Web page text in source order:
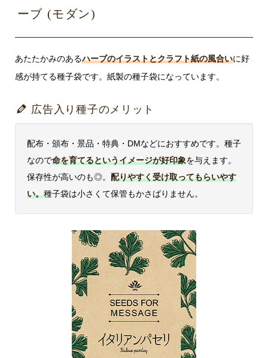
ーブ (モダン)
あたたかみのあるハーブのイラストとクラフト紙の風合いに好
感が持てる種子袋です。紙製の種子袋になっています。
広告入り種子のメリット
配布・頒布・景品・特典・DMなどにおすすめです。種子
なので命を育てるというイメージが好印象を与えます。
保存性が高いのも◎。 配りやすく受け取ってもらいやす
い。種子袋は小さくて保管もかさばりません。